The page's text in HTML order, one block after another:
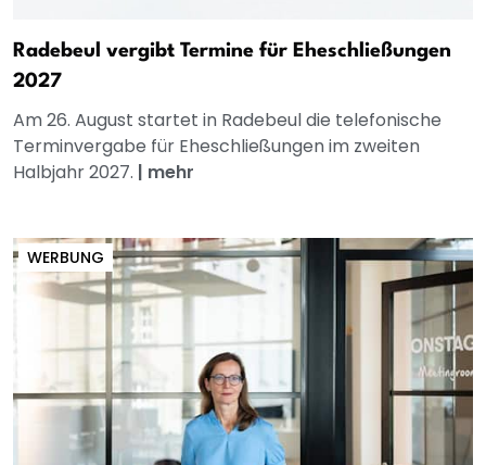
Radebeul vergibt Termine für Eheschließungen
2027
Am 26. August startet in Radebeul die telefonische
Terminvergabe für Eheschließungen im zweiten
Halbjahr 2027. | mehr
WERBUNG